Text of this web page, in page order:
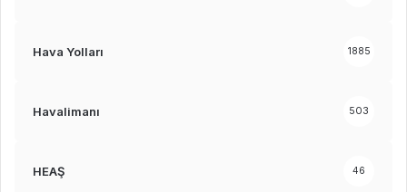
Hava Yolları 1885
Havalimanı 503
HEAŞ 46